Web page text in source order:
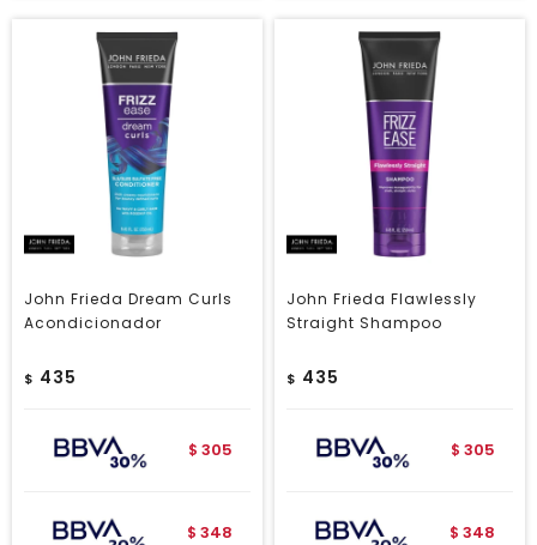
John Frieda Dream Curls
Acondicionador
$ 435
$ 305
$ 348
John Frieda Flawlessly
Straight Shampoo
$ 435
$ 305
$ 348